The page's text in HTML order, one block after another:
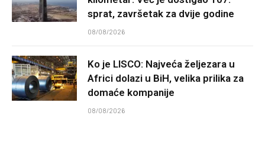
sprat, završetak za dvije godine
08/08/2026
Ko je LISCO: Najveća željezara u
Africi dolazi u BiH, velika prilika za
domaće kompanije
08/08/2026